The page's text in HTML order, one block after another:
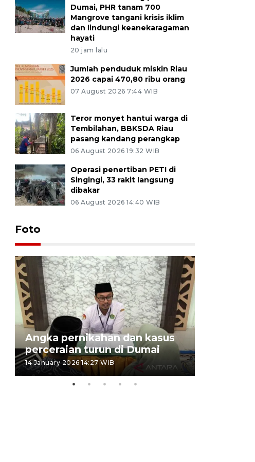
Dumai, PHR tanam 700
Mangrove tangani krisis iklim
dan lindungi keanekaragaman
hayati
20 jam lalu
Jumlah penduduk miskin Riau
2026 capai 470,80 ribu orang
07 August 2026 7:44 WIB
Teror monyet hantui warga di
Tembilahan, BBKSDA Riau
pasang kandang perangkap
06 August 2026 19:32 WIB
Operasi penertiban PETI di
Singingi, 33 rakit langsung
dibakar
06 August 2026 14:40 WIB
Foto
Angka pernikahan dan kasus
perceraian turun di Dumai
14 January 2026 14:27 WIB